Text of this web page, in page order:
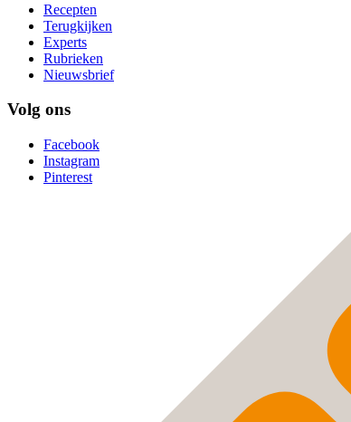
Recepten
Terugkijken
Experts
Rubrieken
Nieuwsbrief
Volg ons
Facebook
Instagram
Pinterest